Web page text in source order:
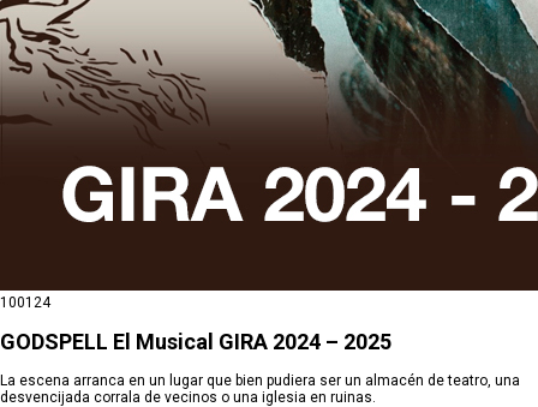
1001 24
GODSPELL El Musical GIRA 2024 – 2025
La escena arranca en un lugar que bien pudiera ser un almacén de teatro, una
desvencijada corrala de vecinos o una iglesia en ruinas.